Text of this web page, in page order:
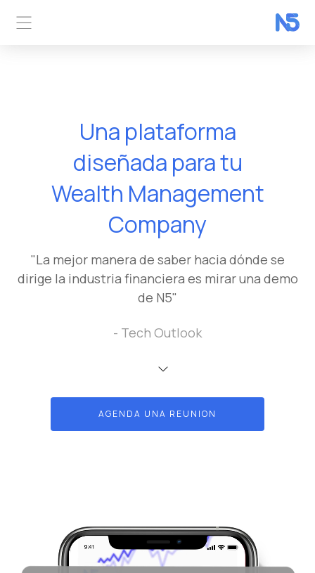
Una plataforma
diseñada para tu
Wealth Management
Company
Empresa de pagos
digitales
"La mejor manera de saber hacia dónde se
dirige la industria financiera es mirar una demo
de N5"
- Tech Outlook
AGENDA UNA REUNION